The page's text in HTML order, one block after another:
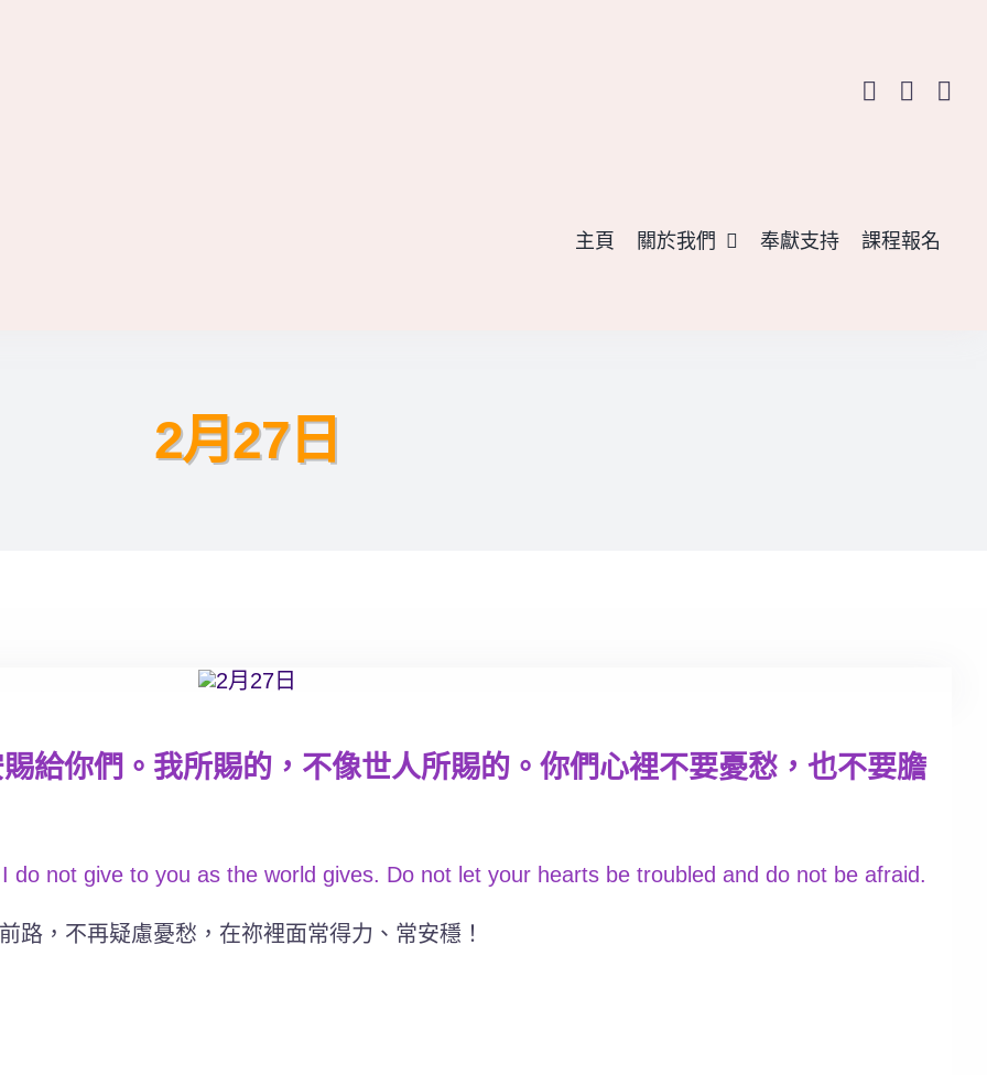
主頁 關於我們 奉獻支持 課程報名
2月27日
給你們。我所賜的，不像世人所賜的。你們心裡不要憂愁，也不要膽
not give to you as the world gives. Do not let your hearts be troubled and do not be afraid.
路，不再疑慮憂愁，在祢裡面常得力、常安穩！